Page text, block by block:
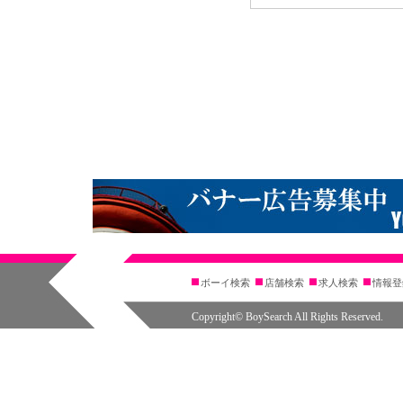
ボーイ検索 店舗検索 求人検索 情報
Copyright© BoySearch All Rights Reserved.